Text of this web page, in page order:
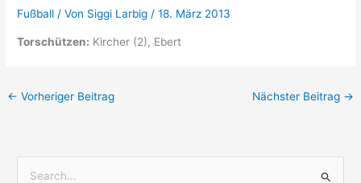
Fußball / Von Siggi Larbig/18. März 2013
Torschützen: Kircher (2), Ebert
← Vorheriger Beitrag Nächster Beitrag →